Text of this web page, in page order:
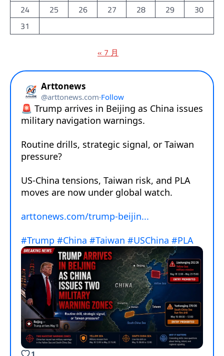
24
25 26 27 28 29
30
31
« 7 月